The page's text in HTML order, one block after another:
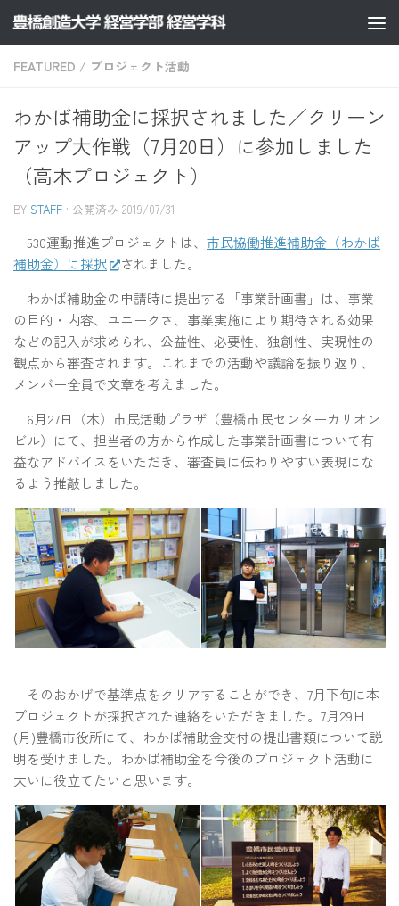
コンテンツへスキップ
FEATURED / プロジェクト活動
わかば補助金に採択されました／クリーン
アップ大作戦（7月20日）に参加しました
（高木プロジェクト）
BY STAFF · 公開済み 2019/07/31
530運動推進プロジェクトは、 市民協働推進補助金（わかば
補助金）に採択
されました。
わかば補助金の申請時に提出する「事業計画書」は、事業
の目的・内容、ユニークさ、事業実施により期待される効果
などの記入が求められ、公益性、必要性、独創性、実現性の
観点から審査されます。これまでの活動や議論を振り返り、
メンバー全員で文章を考えました。
6月27日（木）市民活動プラザ（豊橋市民センターカリオン
ビル）にて、担当者の方から作成した事業計画書について有
益なアドバイスをいただき、審査員に伝わりやすい表現にな
るよう推敲しました。
そのおかげで基準点をクリアすることができ、7月下旬に本
プロジェクトが採択された連絡をいただきました。7月29日
(月)豊橋市役所にて、わかば補助金交付の提出書類について説
明を受けました。わかば補助金を今後のプロジェクト活動に
大いに役立てたいと思います。